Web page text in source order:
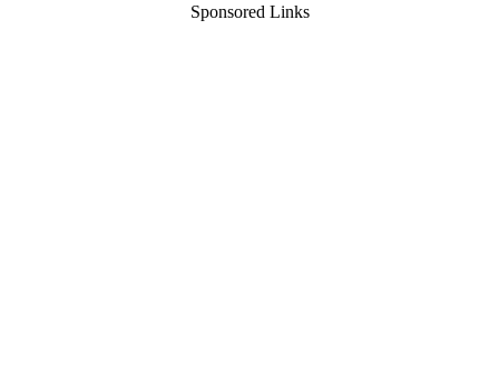
Sponsored Links